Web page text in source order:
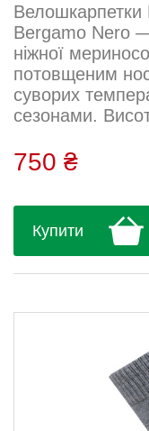
Bergamo Nero
ніжної
потовщеним
суворих
сезонами.
вовна, 50%
750 ₴
Купити